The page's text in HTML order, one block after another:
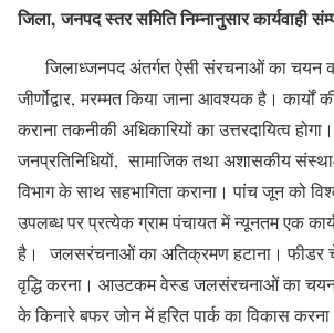
जिला, जनपद स्तर समिति निम्नानुसार कार्यवाही
जिलाध्जनपद अंतर्गत ऐसी संरचनाओं का चयन
जीर्णोद्वार, मरम्मत किया जाना आवश्यक है। कार्यों
कराना तकनीकी अधिकारियों का उत्तरदायित्व
जनप्रतिनिधियों, सामाजिक तथा अशासकीय
विभाग के साथ सहभागिता कराना। पांच जून को
उपलब्ध पर प्रत्येक ग्राम पंचायत में न्यूनतम एक कार्य
है। जलसरंचनाओं का अतिक्रमण हटाना।
वृद्धि करना। आउटकम वेस्ड जलसंरचनाओं का
के किनारे बफर जोन में हरित पार्क का विकास